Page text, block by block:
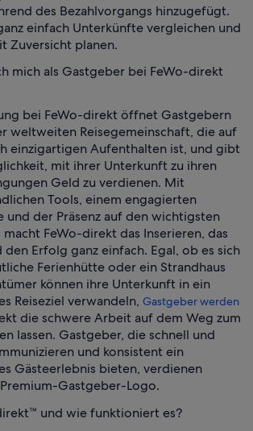
des Bezahlvorgangs hinzugefügt.
einfach Unterkünfte vergleichen und
Zuversicht planen.
mich als Gastgeber bei FeWo-direkt
bei FeWo-direkt öffnet Gastgebern
weltweiten Reisegemeinschaft, die auf
einzigartigen Aufenthalten ist, und gibt
mit ihrer Unterkunft zu ihren
Geld zu verdienen. Mit
Tools, einem engagierten
und der Präsenz auf den wichtigsten
macht FeWo-direkt das Inserieren, das
Erfolg ganz einfach. Egal, ob es sich
Ferienhütte oder ein Strandhaus
können ihre Unterkunft in ein
Reiseziel verwandeln, Gastgeber werden
die schwere Arbeit auf dem Weg zum
lassen. Gastgeber, die schnell und
und konsistent ein
Gästeerlebnis bieten, verdienen
Gastgeber-Logo.
und wie funktioniert es?